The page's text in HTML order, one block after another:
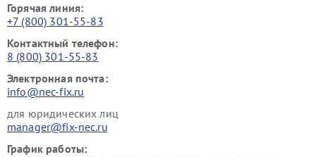
Горячая линия:
+7 (800) 301-55-83
Контактный телефон:
8 (800) 301-55-83
Электронная почта:
info@nec-fix.ru
для юридических лиц
manager@fix-nec.ru
График работы: